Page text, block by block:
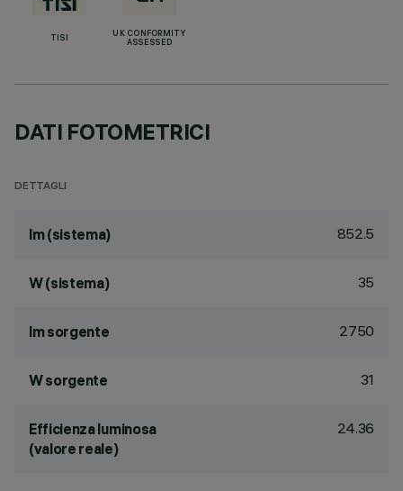
TISI
UK CONFORMITY
ASSESSED
DATI FOTOMETRICI
DETTAGLI
lm (sistema) 852.5
W (sistema) 35
lm sorgente 2750
W sorgente 31
Efficienza luminosa
(valore reale)
24.36